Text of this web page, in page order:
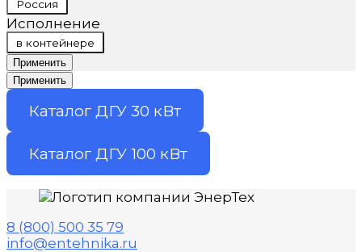
Россия
Исполнение
Исполнение
в контейнере
Применить
Применить
Каталог ДГУ 30 кВт
Каталог ДГУ 100 кВт
8 (800) 500 35 79
info@entehnika.ru